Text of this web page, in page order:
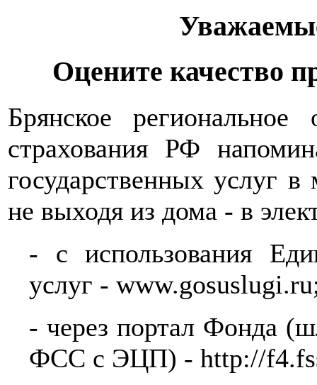
Оцените качество
Брянское региональное
страхования РФ
государственных услуг
не выходя из дома - в
- с использования
услуг -
- через портал Фонда
ФСС с ЭЦП) - http://